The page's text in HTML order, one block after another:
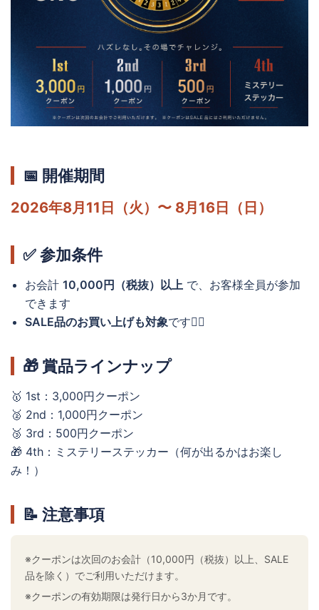
📅 開催期間
2026年8月11日（火）〜 8月16日（日）
✅ 参加条件
お会計 10,000円（税抜）以上 で、お客様全員が参加
できます
SALE品のお買い上げも対象です🙆‍♀️
🎁 賞品ラインナップ
🥇 1st：3,000円クーポン
🥈 2nd：1,000円クーポン
🥉 3rd：500円クーポン
🎁 4th：ミステリーステッカー（何が出るかはお楽し
み！）
📝 注意事項
※クーポンは次回のお会計（10,000円（税抜）以上、SALE
品を除く）でご利用いただけます。
※クーポンの有効期限は発行日から3か月です。